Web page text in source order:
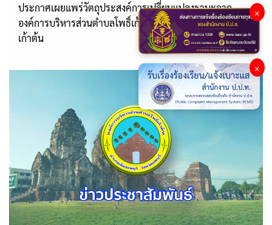
ประกาศเผยแพร่วัตถุประสงค์การเปลี่ยนแปลงฐานะจาก
องค์การบริหารส่วนตำบลโพธิ์เก้าต้น เป็นเทศบาลตำบลโพธิ์
เก้าต้น
×
×